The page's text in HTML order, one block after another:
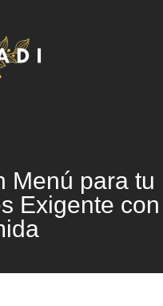
Menú para tu
Exigente con